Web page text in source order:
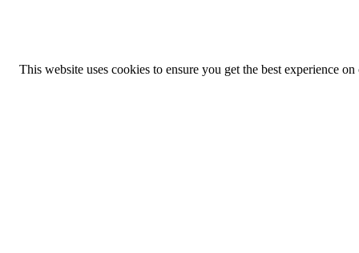
This website uses cookies to ensure you get the best experience